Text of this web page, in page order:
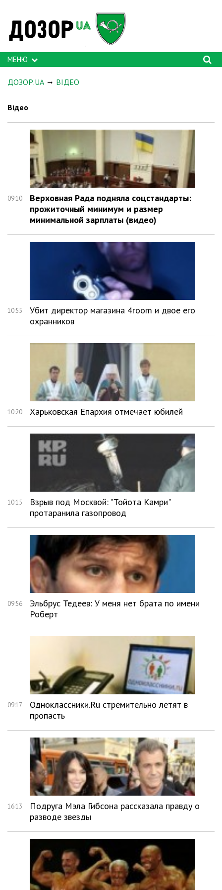
МЕНЮ
ДОЗОР.UA ВІДЕО
Відео
09:10
Верховная Рада подняла соцстандарты:
прожиточный минимум и размер
минимальной зарплаты (видео)
10:55
Убит директор магазина 4room и двое его
охранников
10:20 Харьковская Епархия отмечает юбилей
10:15
Взрыв под Москвой: "Тойота Камри"
протаранила газопровод
09:56
Эльбрус Тедеев: У меня нет брата по имени
Роберт
09:17
Одноклассники.Ru стремительно летят в
пропасть
16:13
Подруга Мэла Гибсона рассказала правду о
разводе звезды